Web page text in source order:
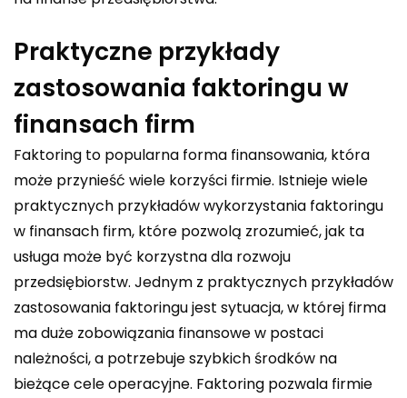
Praktyczne przykłady
zastosowania faktoringu w
finansach firm
Faktoring to popularna forma finansowania, która
może przynieść wiele korzyści firmie. Istnieje wiele
praktycznych przykładów wykorzystania faktoringu
w finansach firm, które pozwolą zrozumieć, jak ta
usługa może być korzystna dla rozwoju
przedsiębiorstw. Jednym z praktycznych przykładów
zastosowania faktoringu jest sytuacja, w której firma
ma duże zobowiązania finansowe w postaci
należności, a potrzebuje szybkich środków na
bieżące cele operacyjne. Faktoring pozwala firmie